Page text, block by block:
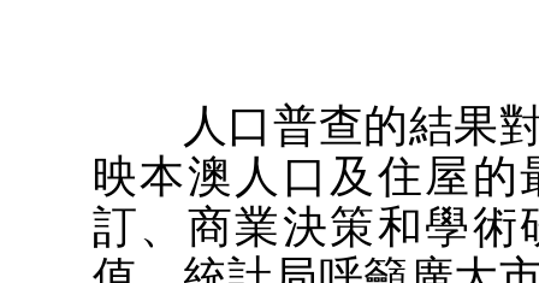
人口普查的結果對
映本澳人口及住屋
訂、商業決策和學術